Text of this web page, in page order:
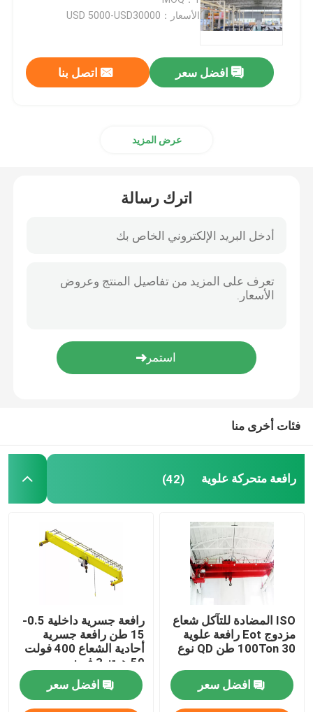
رافعة جسرية للحاوية
رافعة قطبية نووية
شعاع كرين قاذفة
رافعة حبل الأسلاك الكهربائية
رافعة سطل
رافع كهرومغناطيسي
رافعة نصف جسرية
رافعة النمط الصيني الجديد
الأسعار：USD 5000-USD30000
افضل سعر اتصل بنا
عرض المزيد
اترك رسالة
فئات أخرى منا
رافعة متحركة علوية (42)
ISO المضادة للتآكل شعاع
مزدوج Eot رافعة علوية
100Ton 30 طن QD نوع
افضل سعر
رافعة جسرية داخلية 0.5-
15 طن رافعة جسرية
أحادية الشعاع 400 فولت
50 هرتز 3 فريز
افضل سعر